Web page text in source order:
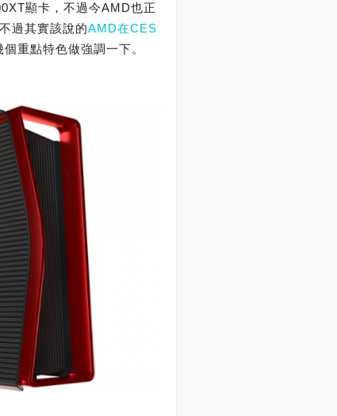
顯卡，不過今AMD也正
過其實該說的AMD在CES
重點特色做強調一下。